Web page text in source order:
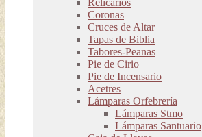
Relicarios
Coronas
Cruces de Altar
Tapas de Biblia
Tabores-Peanas
Pie de Cirio
Pie de Incensario
Acetres
Lámparas Orfebrería
Lámparas Stmo
Lámparas Santuario